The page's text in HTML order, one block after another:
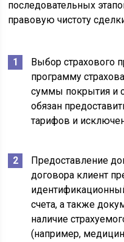
последовательных
правовую чистоту
Выбор страхового
программу
суммы покрытия и
обязан
тарифов и
Предоставление
договора клиент
счета, а также
наличие
(например,